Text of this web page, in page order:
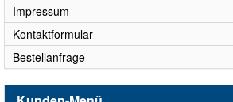
Impressum
Kontaktformular
Bestellanfrage